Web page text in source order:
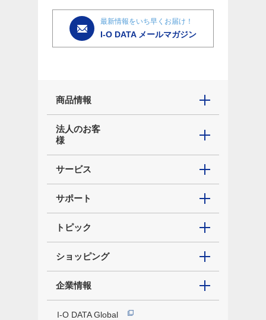
最新情報をいち早くお届け！
I-O DATA メールマガジン
商品情報
法人のお客
様
サービス
サポート
トピック
ショッピング
企業情報
I-O DATA Global